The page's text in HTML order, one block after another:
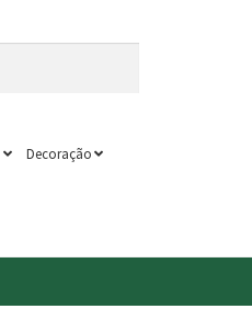
Decoração